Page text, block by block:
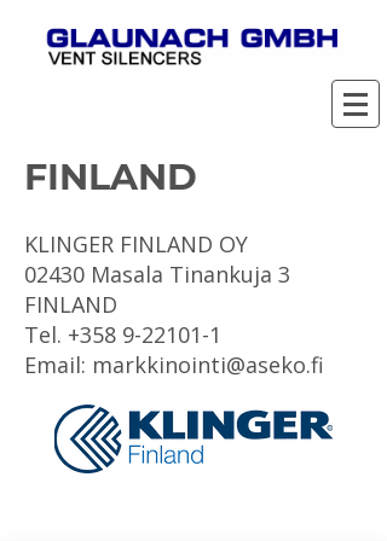
FINLAND
KLINGER FINLAND OY
02430 Masala Tinankuja 3
FINLAND
Tel. +358 9-22101-1
Email: markkinointi@aseko.fi